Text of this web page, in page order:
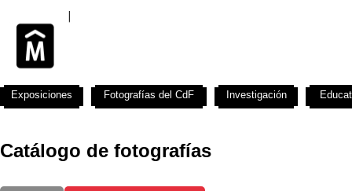
Catálogo de fotografías
Exposiciones Fotografías del CdF Investigación